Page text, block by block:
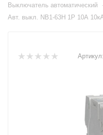
Выключатель автоматический
Авт. выкл. NB1-63Н 1Р 10А
Артикул: